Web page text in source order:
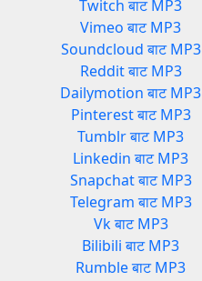
Twitch बाट MP3
Vimeo बाट MP3
Soundcloud बाट MP3
Reddit बाट MP3
Dailymotion बाट MP3
Pinterest बाट MP3
Tumblr बाट MP3
Linkedin बाट MP3
Snapchat बाट MP3
Telegram बाट MP3
Vk बाट MP3
Bilibili बाट MP3
Rumble बाट MP3